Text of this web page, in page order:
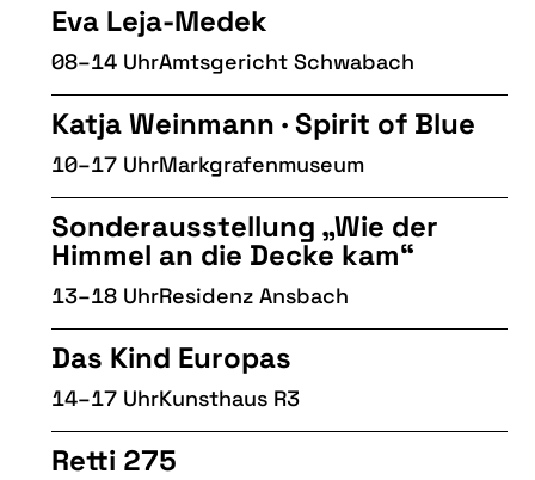
Eva Leja-Medek
08–14 UhrAmtsgericht Schwabach
Katja Weinmann · Spirit of Blue
10–17 UhrMarkgrafenmuseum
Sonderausstellung „Wie der
Himmel an die Decke kam“
13–18 UhrResidenz Ansbach
Das Kind Europas
14–17 UhrKunsthaus R3
Retti 275